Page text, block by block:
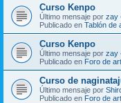
Curso Kenpo
Último mensaje por zay
Publicado en Tablón de
Curso Kenpo
Último mensaje por zay
Publicado en Foro de
Curso de
Último mensaje por
Publicado en Foro de